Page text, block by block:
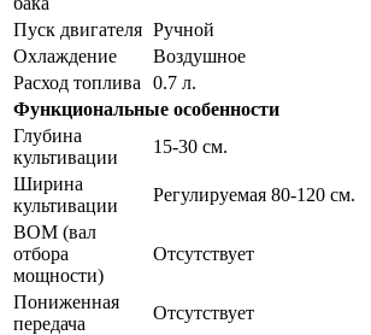
Пуск двигателя Ручной
Охлаждение
Воздушное
Расход топлива
0.7 л.
Функциональные особенности
Глубина
культивации
15-30 см.
Ширина
культивации
Регулируемая 80-120 см.
ВОМ (вал
отбора
мощности)
Отсутствует
Пониженная
передача
Отсутствует